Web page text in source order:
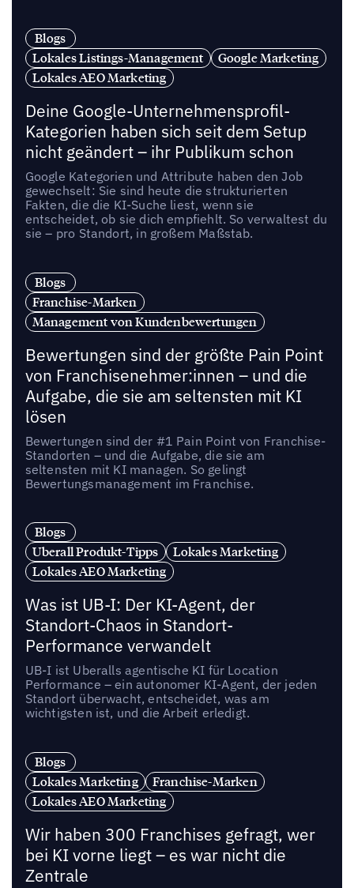
Blogs
Lokales Listings-Management
Google Marketing
Lokales AEO Marketing
Deine Google-Unternehmensprofil-
Kategorien haben sich seit dem Setup
nicht geändert – ihr Publikum schon
Google Kategorien und Attribute haben den Job
gewechselt: Sie sind heute die strukturierten
Fakten, die die KI-Suche liest, wenn sie
entscheidet, ob sie dich empfiehlt. So verwaltest du
sie – pro Standort, in großem Maßstab.
Blogs
Franchise-Marken
Management von Kundenbewertungen
Bewertungen sind der größte Pain Point
von Franchisenehmer:innen – und die
Aufgabe, die sie am seltensten mit KI
lösen
Bewertungen sind der #1 Pain Point von Franchise-
Standorten – und die Aufgabe, die sie am
seltensten mit KI managen. So gelingt
Bewertungsmanagement im Franchise.
Blogs
Uberall Produkt-Tipps
Lokales Marketing
Lokales AEO Marketing
Was ist UB-I: Der KI-Agent, der
Standort-Chaos in Standort-
Performance verwandelt
UB-I ist Uberalls agentische KI für Location
Performance – ein autonomer KI-Agent, der jeden
Standort überwacht, entscheidet, was am
wichtigsten ist, und die Arbeit erledigt.
Blogs
Lokales Marketing
Franchise-Marken
Lokales AEO Marketing
Wir haben 300 Franchises gefragt, wer
bei KI vorne liegt – es war nicht die
Zentrale